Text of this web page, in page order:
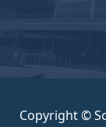
Copyright ©